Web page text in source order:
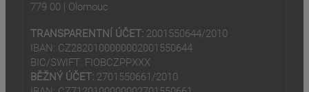
779 00 | Olomouc
TRANSPARENTNÍ ÚČET: 2001550644/2010
IBAN: CZ2820100000002001550644
BIC/SWIFT: FIOBCZPPXXX
BĚŽNÝ ÚČET: 2701550661/2010